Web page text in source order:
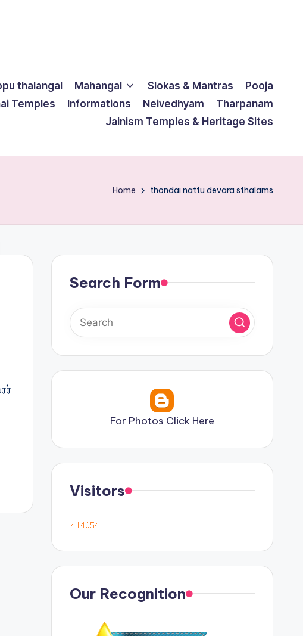
thalangal Mahangal Slokas & Mantras
Pooja
Temples Informations Neivedhyam
Tharpanam
Jainism Temples & Heritage Sites
Home thondai nattu devara sthalams
Search Form
For Photos Click Here
Visitors
Our Recognition